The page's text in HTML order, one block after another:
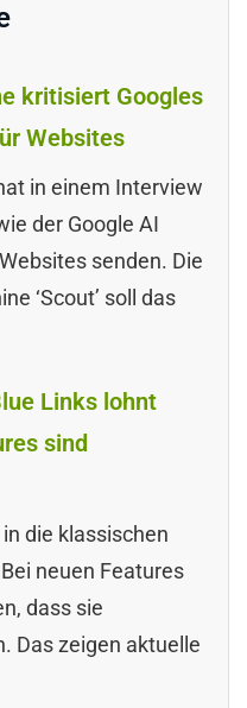
kritisiert Googles
Websites
in einem Interview
der Google AI
senden. Die
‘Scout’ soll das
Links lohnt
sind
die klassischen
neuen Features
dass sie
Das zeigen aktuelle